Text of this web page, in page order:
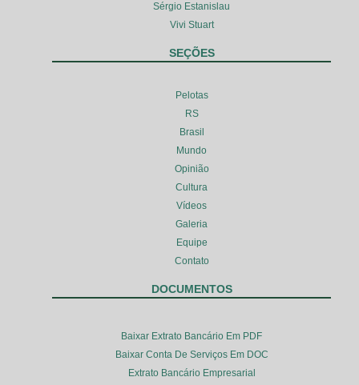
Sérgio Estanislau
Vivi Stuart
SEÇÕES
Pelotas
RS
Brasil
Mundo
Opinião
Cultura
Vídeos
Galeria
Equipe
Contato
DOCUMENTOS
Baixar Extrato Bancário Em PDF
Baixar Conta De Serviços Em DOC
Extrato Bancário Empresarial